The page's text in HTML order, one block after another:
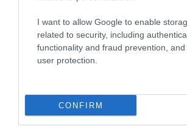
I want to allow Google to enable
related to security, including
functionality and fraud prevention,
user protection.
CONFIRM